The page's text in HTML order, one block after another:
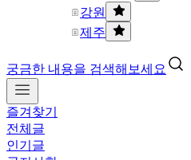
강원
제주
궁금한 내용을 검색해보세요
즐겨찾기
전체글
인기글